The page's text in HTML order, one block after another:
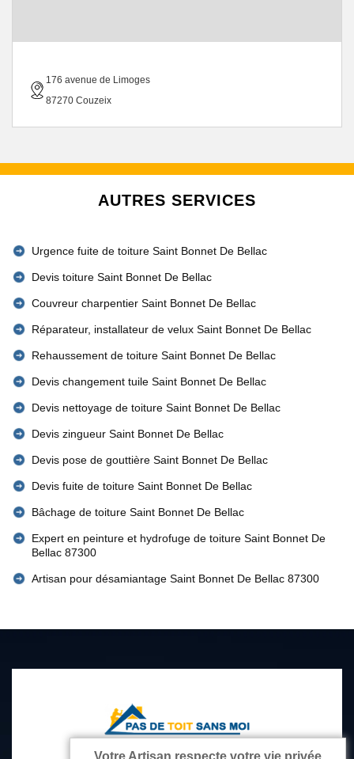
176 avenue de Limoges
87270 Couzeix
AUTRES SERVICES
Urgence fuite de toiture Saint Bonnet De Bellac
Devis toiture Saint Bonnet De Bellac
Couvreur charpentier Saint Bonnet De Bellac
Réparateur, installateur de velux Saint Bonnet De Bellac
Rehaussement de toiture Saint Bonnet De Bellac
Devis changement tuile Saint Bonnet De Bellac
Devis nettoyage de toiture Saint Bonnet De Bellac
Devis zingueur Saint Bonnet De Bellac
Devis pose de gouttière Saint Bonnet De Bellac
Devis fuite de toiture Saint Bonnet De Bellac
Bâchage de toiture Saint Bonnet De Bellac
Expert en peinture et hydrofuge de toiture Saint Bonnet De
Bellac 87300
Artisan pour désamiantage Saint Bonnet De Bellac 87300
Votre Artisan respecte votre vie privée